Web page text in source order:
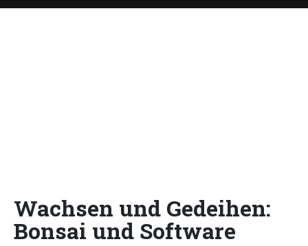
Wachsen und Gedeihen:
Bonsai und Software